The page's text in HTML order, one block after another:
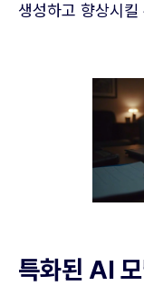
생성하고 향상시
특화된 AI